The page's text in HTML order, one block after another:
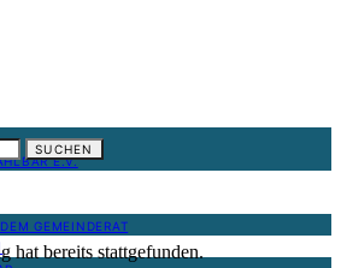
E.V.
GEMEINDERAT
SUCHEN
hat bereits stattgefunden.